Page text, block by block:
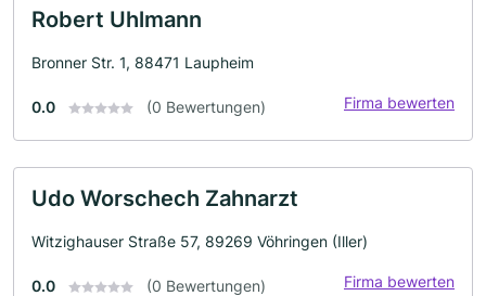
Robert Uhlmann
Bronner Str. 1, 88471 Laupheim
0.0 (0 Bewertungen) Firma bewerten
Udo Worschech Zahnarzt
Witzighauser Straße 57, 89269 Vöhringen (Iller)
0.0 (0 Bewertungen) Firma bewerten